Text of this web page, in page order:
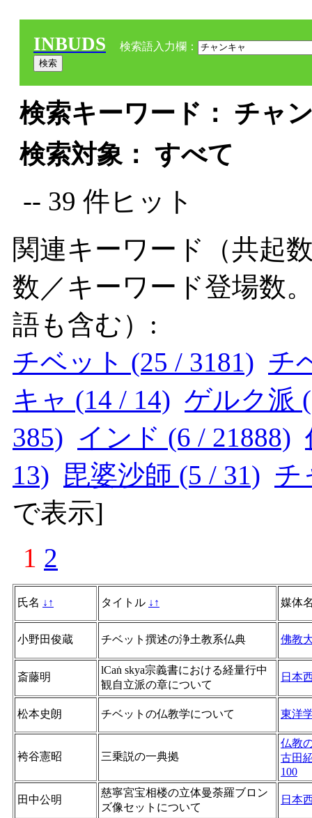
INBUDS 検索語入力欄：
検索キーワード： チャ
検索対象： すべて
-- 39 件ヒット
関連キーワード（共起
数／キーワード登場数
語も含む）:
チベット (25 / 3181) チ
キャ (14 / 14) ゲルク派
385) インド (6 / 21888)
13) 毘婆沙師 (5 / 31) チ
で表示]
1 2
氏名 ↓ ↑ タイトル ↓ ↑ 媒体
小野田俊蔵 チベット撰述の浄土教系仏典 佛教
斎藤明
lCaṅ skya宗義書における経量行中
観自立派の章について
日本
松本史朗 チベットの仏教学について 東洋
袴谷憲昭 三乗説の一典拠
仏教
古田
100
田中公明
慈寧宮宝相楼の立体曼荼羅ブロン
ズ像セットについて
日本